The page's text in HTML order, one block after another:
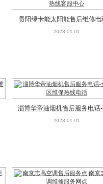
贵阳绿卡能太阳能售后维修电
修热线客服中心
2023-01-01
淄博华帝油烟机售后服务电话
各区维保热线电话
2023-01-01